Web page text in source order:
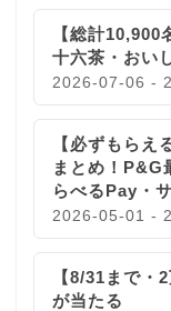
【総計10,900
十六茶・おい
2026-07-06 -
【必ずもらえ
まとめ！P&G
らべるPay・
2026-05-01 -
【8/31まで・
が当たる